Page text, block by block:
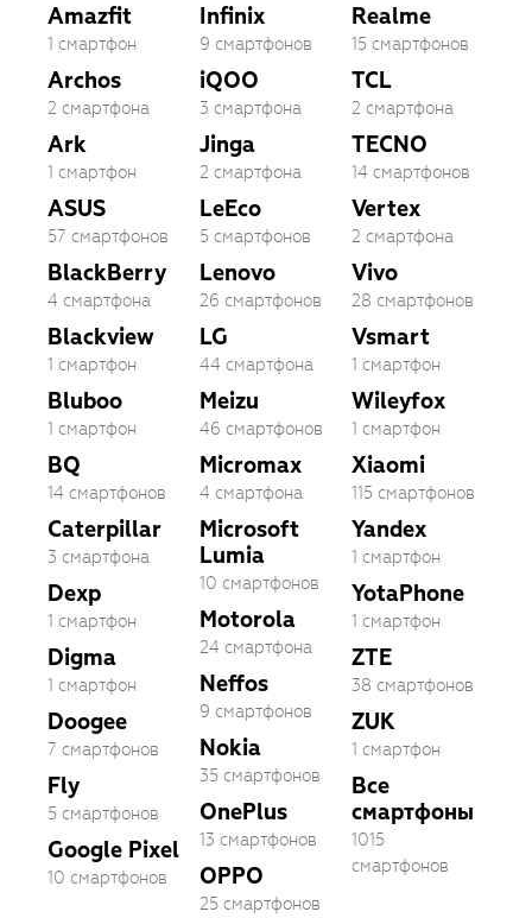
Amazfit
1 смартфон
Archos
2 смартфона
Ark
1 смартфон
ASUS
57 смартфонов
BlackBerry
4 смартфона
Blackview
1 смартфон
Bluboo
1 смартфон
BQ
14 смартфонов
Caterpillar
3 смартфона
Dexp
1 смартфон
Digma
1 смартфон
Doogee
7 смартфонов
Fly
5 смартфонов
Google Pixel
10 смартфонов
Infinix
9 смартфонов
iQOO
3 смартфона
Jinga
2 смартфона
LeEco
5 смартфонов
Lenovo
26 смартфонов
LG
44 смартфона
Meizu
46 смартфонов
Micromax
4 смартфона
Microsoft
Lumia
10 смартфонов
Motorola
24 смартфона
Neffos
9 смартфонов
Nokia
35 смартфонов
OnePlus
13 смартфонов
OPPO
25 смартфонов
Realme
15 смартфонов
TCL
2 смартфона
TECNO
14 смартфонов
Vertex
2 смартфона
Vivo
28 смартфонов
Vsmart
1 смартфон
Wileyfox
1 смартфон
Xiaomi
115 смартфонов
Yandex
1 смартфон
YotaPhone
1 смартфон
ZTE
38 смартфонов
ZUK
1 смартфон
Все
смартфоны
1015
смартфонов